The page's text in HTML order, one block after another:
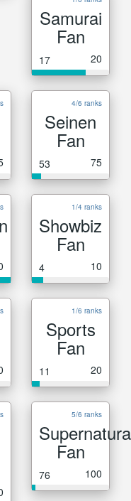
Samurai
Fan
17 20
4/6 ranks
Seinen
Fan
53 75
1/4 ranks
Showbiz
Fan
4 10
1/6 ranks
Sports
Fan
11 20
5/6 ranks
Fan
76 100